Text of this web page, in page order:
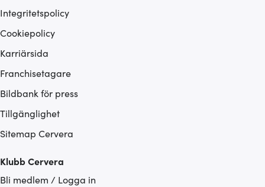
Integritetspolicy
Cookiepolicy
Karriärsida
Franchisetagare
Bildbank för press
Tillgänglighet
Sitemap Cervera
Klubb Cervera
Bli medlem / Logga in